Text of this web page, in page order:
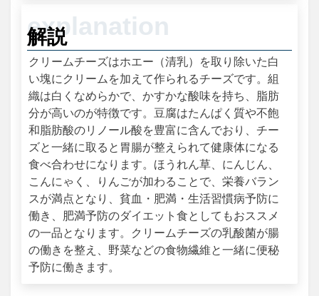
解説
クリームチーズはホエー（清乳）を取り除いた白
い塊にクリームを加えて作られるチーズです。組
織は白くなめらかで、かすかな酸味を持ち、脂肪
分が高いのが特徴です。豆腐はたんぱく質や不飽
和脂肪酸のリノール酸を豊富に含んでおり、チー
ズと一緒に取ると胃腸が整えられて健康体になる
食べ合わせになります。ほうれん草、にんじん、
こんにゃく、りんごが加わることで、栄養バラン
スが満点となり、貧血・肥満・生活習慣病予防に
働き、肥満予防のダイエット食としてもおススメ
の一品となります。クリームチーズの乳酸菌が腸
の働きを整え、野菜などの食物繊維と一緒に便秘
予防に働きます。